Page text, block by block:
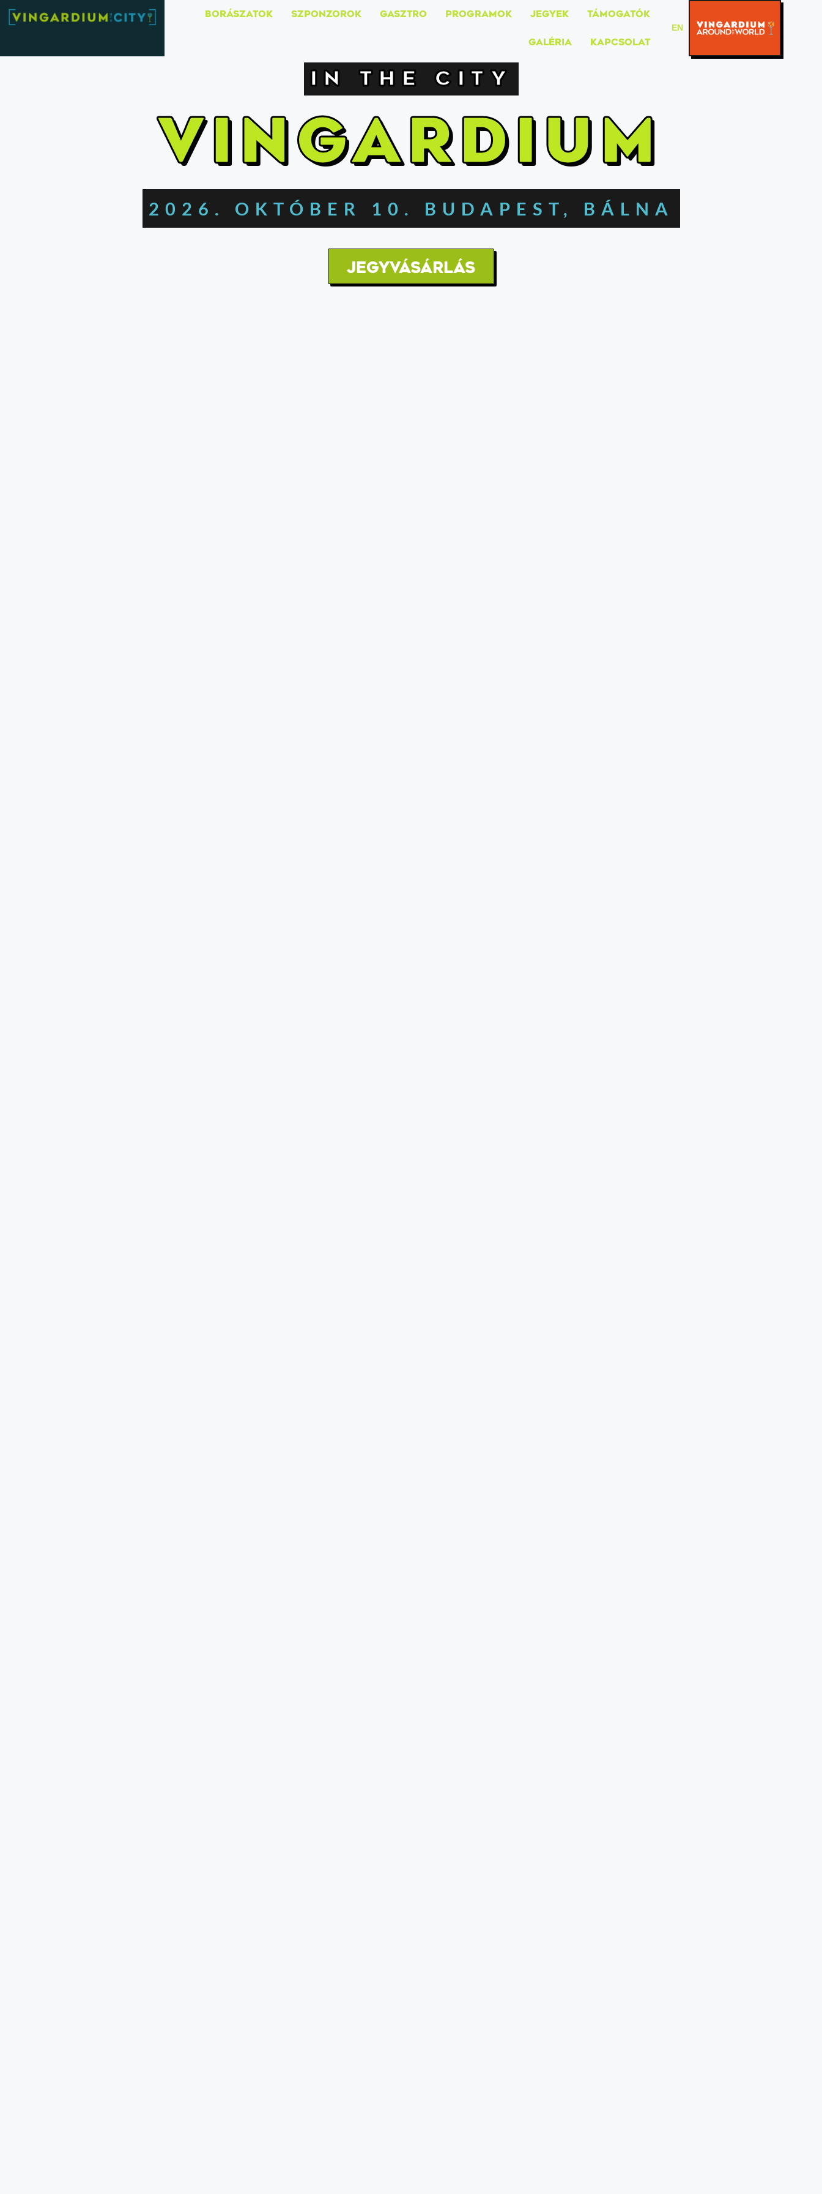
BORÁSZATOK SZPONZOROK GASZTRO PROGRAMOK JEGYEK TÁMOGATÓK
GALÉRIA KAPCSOLAT
EN
ide
IN THE CITY
VINGARDIUM
2026. OKTÓBER 10. BUDAPEST, BÁLNA
jegyvásárlás